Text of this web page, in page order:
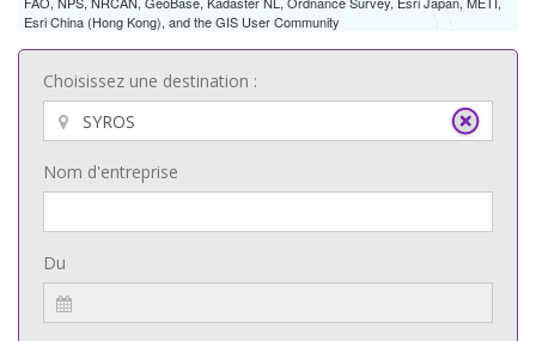
Esri China (Hong Kong), and the GIS User Community
Choisissez une destination :
Nom d'entreprise
Du